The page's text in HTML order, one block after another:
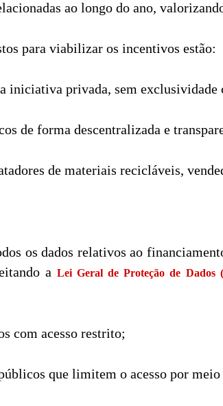
ao longo do ano,
para viabilizar os incentivos estão:
iniciativa privada, sem exclusividade
de forma descentralizada e
de materiais recicláveis,
os dados relativos ao
aLei Geral de Proteção de Dados
com acesso restrito;
que limitem o acesso por meio